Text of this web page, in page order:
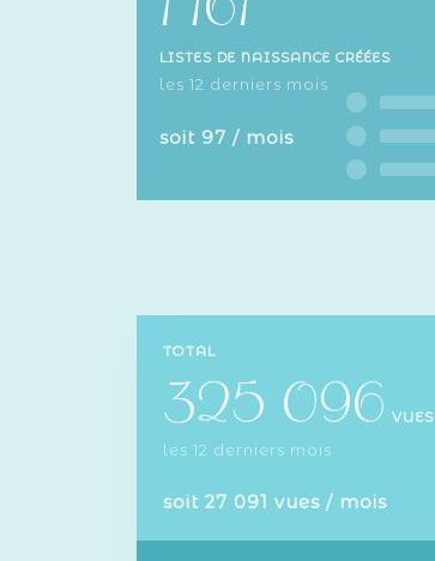
LISTES DE NAISSANCE CRÉÉES
les 12 derniers mois
soit 97 / mois
TOTAL
325 096 VUES
les 12 derniers mois
soit 27 091 vues / mois